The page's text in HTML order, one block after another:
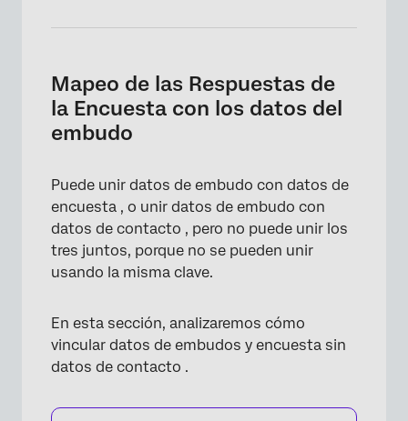
Mapeo de las Respuestas de
la Encuesta con los datos del
embudo
Puede unir datos de embudo con datos de
encuesta , o unir datos de embudo con
datos de contacto , pero no puede unir los
tres juntos, porque no se pueden unir
usando la misma clave.
En esta sección, analizaremos cómo
vincular datos de embudos y encuesta sin
datos de contacto .